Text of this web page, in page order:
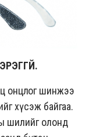
онцлог шинжээ
хүсэж байгаа.
шилийг олонд